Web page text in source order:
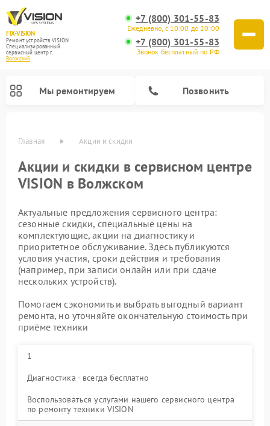
FIX-VISION
Ремонт устройств VISION
Специализированный
cервисный центр г.
Волжский
+7 (800) 301-55-83
Ежедневно, с 10:00 до 20:00
+7 (800) 301-55-83
Звонок бесплатный по РФ
Мы ремонтируем Позвонить
Главная Акции и скидки
Акции и скидки в сервисном центре
VISION в Волжском
Актуальные предложения сервисного центра:
сезонные скидки, специальные цены на
комплектующие, акции на диагностику и
приоритетное обслуживание. Здесь публикуются
условия участия, сроки действия и требования
(например, при записи онлайн или при сдаче
нескольких устройств).
Помогаем сэкономить и выбрать выгодный вариант
ремонта, но уточняйте окончательную стоимость при
приёме техники
1
Диагностика - всегда бесплатно
Воспользоваться услугами нашего сервисного центра
по ремонту техники VISION